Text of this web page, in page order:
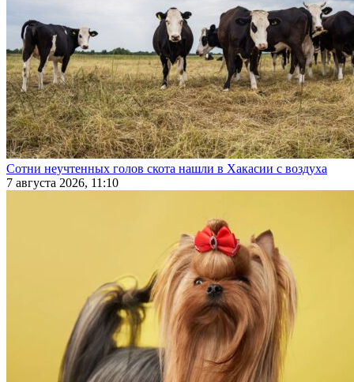
Сотни неучтенных голов скота нашли в Хакасии с воздуха
7 августа 2026, 11:10